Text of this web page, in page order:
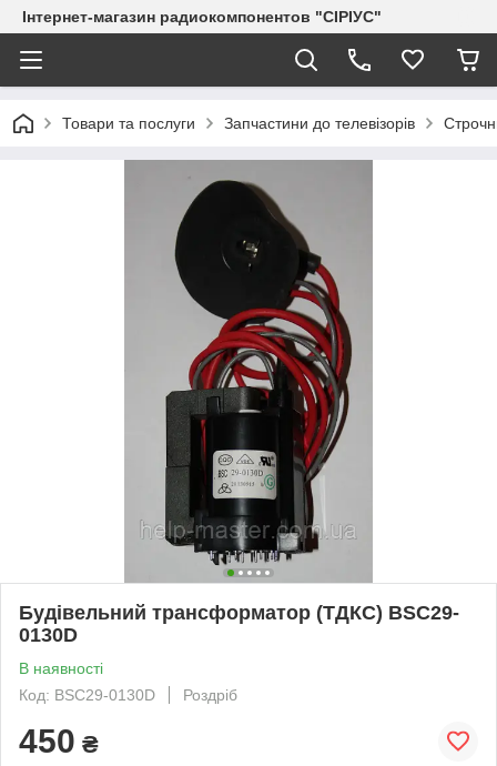
Інтернет-магазин радиокомпонентов "СІРІУС"
Товари та послуги Запчастини до телевізорів
Будівельний трансформатор (ТДКС) BSC29-
0130D
В наявності
Код: BSC29-0130D
Роздріб
450 ₴